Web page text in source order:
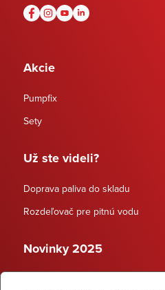
Akcie
Pumpfix
Sety
Už ste videli?
Doprava paliva do skladu
Rozdeľovač pre pitnú vodu
Novinky 2025